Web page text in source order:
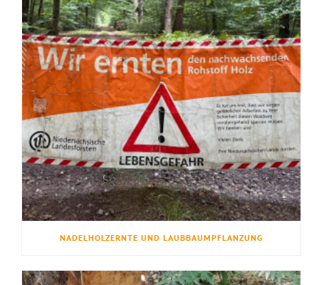
NADELHOLZERNTE UND LAUBBAUMPFLANZUNG